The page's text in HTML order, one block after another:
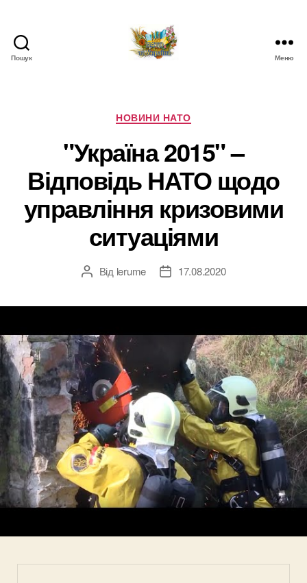
Пошук
Новини
про
НАТО
в
Україні
Меню
Категорії
НОВИНИ НАТО
"Україна 2015" –
Відповідь НАТО щодо
управління кризовими
ситуаціями
Автор
Від lerume
Дата17.08.2020